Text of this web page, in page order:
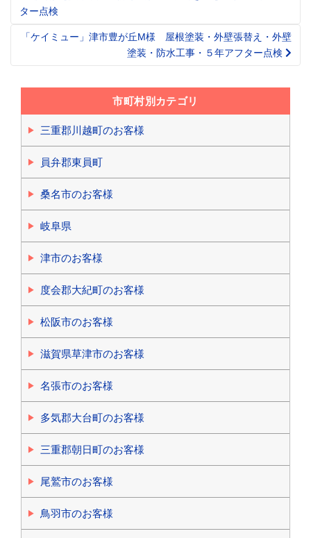
navigation
ター点検
「ケイミュー」津市豊が丘M様 屋根塗装・外壁張替え・外壁
塗装・防水工事・５年アフター点検
市町村別カテゴリ
三重郡川越町のお客様
員弁郡東員町
桑名市のお客様
岐阜県
津市のお客様
度会郡大紀町のお客様
松阪市のお客様
滋賀県草津市のお客様
名張市のお客様
多気郡大台町のお客様
三重郡朝日町のお客様
尾鷲市のお客様
鳥羽市のお客様